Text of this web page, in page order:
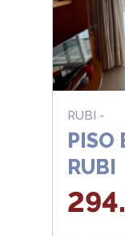
RUBI -
PISO
RUBI